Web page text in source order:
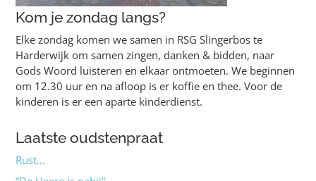
Kom je zondag langs?
Elke zondag komen we samen in RSG Slingerbos te
Harderwijk om samen zingen, danken & bidden, naar
Gods Woord luisteren en elkaar ontmoeten. We beginnen
om 12.30 uur en na afloop is er koffie en thee. Voor de
kinderen is er een aparte kinderdienst.
Laatste oudstenpraat
Rust…